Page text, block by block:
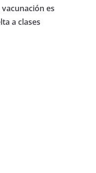
es
a clases